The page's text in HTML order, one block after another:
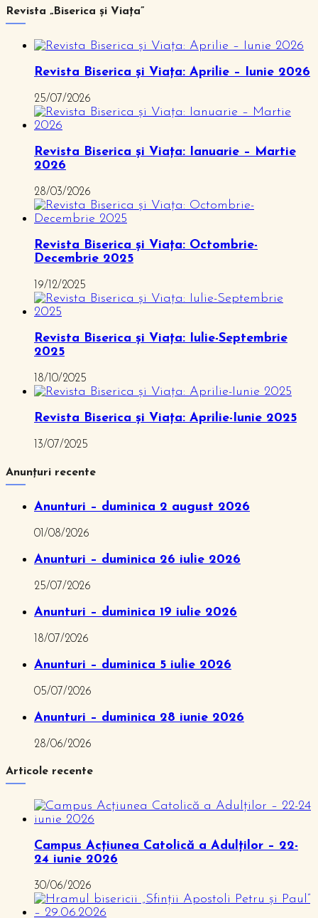
Revista „Biserica și Viața”
Revista Biserica și Viața: Aprilie – Iunie 2026
25/07/2026
Revista Biserica și Viața: Ianuarie – Martie
2026
28/03/2026
Revista Biserica și Viața: Octombrie-
Decembrie 2025
19/12/2025
Revista Biserica și Viața: Iulie-Septembrie
2025
18/10/2025
Revista Biserica și Viața: Aprilie-Iunie 2025
13/07/2025
Anunțuri recente
Anunturi – duminica 2 august 2026
01/08/2026
Anunturi – duminica 26 iulie 2026
25/07/2026
Anunturi – duminica 19 iulie 2026
18/07/2026
Anunturi – duminica 5 iulie 2026
05/07/2026
Anunturi – duminica 28 iunie 2026
28/06/2026
Articole recente
Campus Acțiunea Catolică a Adulților – 22-
24 iunie 2026
30/06/2026